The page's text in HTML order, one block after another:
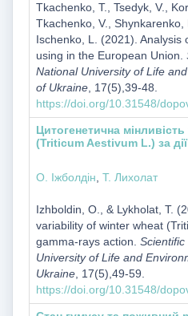
Tkachenko, T., Tsedyk, V.,
Tkachenko, V., Shynkarenko,
Ischenko, L. (2021). Analysis
using in the European Union.
National University of Life
of Ukraine, 17(5),39-48.
https://doi.org/10.31548/
Цитогенетична
(Triticum Aestivum L.) за
О. Іжболдін Т. Лихолат
Izhboldin, О., & Lykholat, T.
variability of winter wheat
gamma-rays action.
University of Life and
Ukraine, 17(5),49-59.
https://doi.org/10.31548/